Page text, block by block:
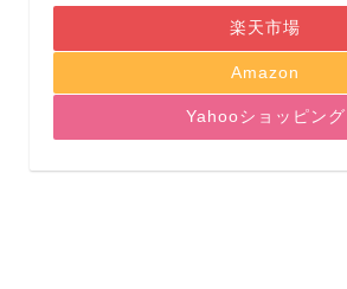
楽天市場
Amazon
Yahooショッピング